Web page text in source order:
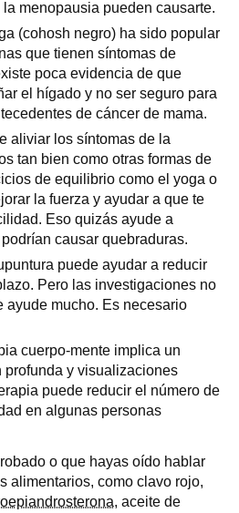
menopausia pueden causarte.
(cohosh negro) ha sido popular
que tienen síntomas de
poca evidencia de que
el hígado y no ser seguro para
de cáncer de mama.
aliviar los síntomas de la
tan bien como otras formas de
de equilibrio como el yoga o
la fuerza y ayudar a que te
Eso quizás ayude a
causar quebraduras.
puede ayudar a reducir
Pero las investigaciones no
ayude mucho. Es necesario
cuerpo-mente implica un
profunda y visualizaciones
puede reducir el número de
en algunas personas
o que hayas oído hablar
alimentarios, como clavo rojo,
, aceite de